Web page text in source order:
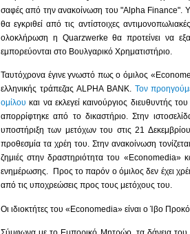
σαφές από την ανακοίνωση του "Alpha Finance".
θα εγκριθεί από τις αντίστοιχες
ολοκλήρωση η Quarzwerke θα προτείνει να
εμπορεύονται στο Βουλγαρικό Χρηματιστήριο.
Ταυτόχρονα έγινε γνωστό πως ο όμιλος
ελληνικής τράπεζας ALPHA BANK. Τον
ομίλου και να εκλεγεί καινούργιος διευθυντής
απορρίφτηκε από το δικαστήριο. Στην
υποστήριξη των μετόχων του στις 21
προθεσμία τα χρέη του. Στην ανακοίνωση
ζημιές στην δραστηριότητα του «Economedia»
ενημέρωσης. Προς το παρόν ο όμιλος δεν έχει
από τις υποχρεώσεις προς τους μετόχους του.
Οι ιδιοκτήτες του «Economedia» είναι ο Ίβο